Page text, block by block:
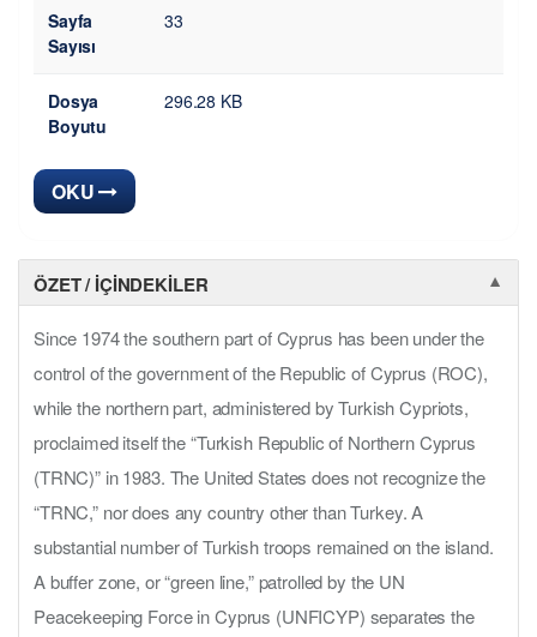
Sayfa
Sayısı
33
Dosya
Boyutu
296.28 KB
OKU
ÖZET / İÇINDEKILER ▼
Since 1974 the southern part of Cyprus has been under the
control of the government of the Republic of Cyprus (ROC),
while the northern part, administered by Turkish Cypriots,
proclaimed itself the “Turkish Republic of Northern Cyprus
(TRNC)” in 1983. The United States does not recognize the
“TRNC,” nor does any country other than Turkey. A
substantial number of Turkish troops remained on the island.
A buffer zone, or “green line,” patrolled by the UN
Peacekeeping Force in Cyprus (UNFICYP) separates the